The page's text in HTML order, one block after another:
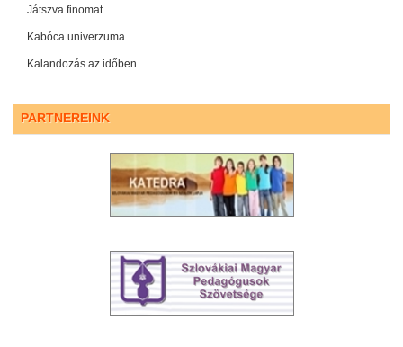
Játszva finomat
Kabóca univerzuma
Kalandozás az időben
PARTNEREINK